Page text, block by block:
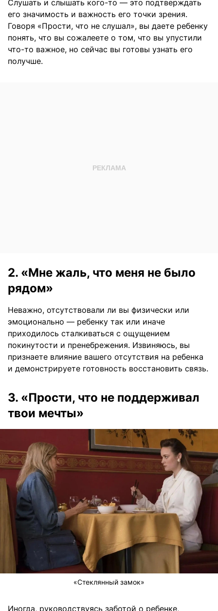
Слушать и слышать кого-то — это подтверждать
его значимость и важность его точки зрения.
Говоря «Прости, что не слушал», вы даете ребенку
понять, что вы сожалеете о том, что вы упустили
что-то важное, но сейчас вы готовы узнать его
получше.
2. «Мне жаль, что меня не было
рядом»
Неважно, отсутствовали ли вы физически или
эмоционально — ребенку так или иначе
приходилось сталкиваться с ощущением
покинутости и пренебрежения. Извиняюсь, вы
признаете влияние вашего отсутствия на ребенка
и демонстрируете готовность восстановить связь.
3. «Прости, что не поддерживал
твои мечты»
«Стеклянный замок»
Иногда, руководствуясь заботой о ребенке,